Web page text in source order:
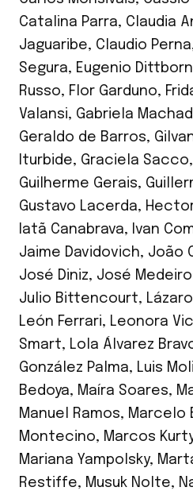
Catalina Parra, Claudia
Jaguaribe, Claudio Perna
Segura, Eugenio Dittborn
Russo, Flor Garduno,
Valansi, Gabriela
Geraldo de Barros,
Iturbide, Graciela Sacco,
Guilherme Gerais,
Gustavo Lacerda,
Iatã Canabrava, Ivan
Jaime Davidovich, João
José Diniz, José
Julio Bittencourt,
León Ferrari, Leonora
Smart, Lola Álvarez
González Palma, Luis
Bedoya, Maíra Soares,
Manuel Ramos, Marcelo
Montecino, Marcos
Mariana Yampolsky,
Restiffe, Musuk Nolte,